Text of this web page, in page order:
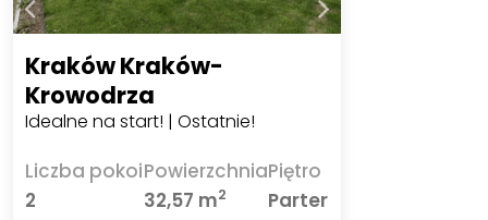
Kraków Kraków-
Krowodrza
Idealne na start! | Ostatnie!
Liczba pokoi
2
Powierzchnia
32,57 m2
Piętro
Parter